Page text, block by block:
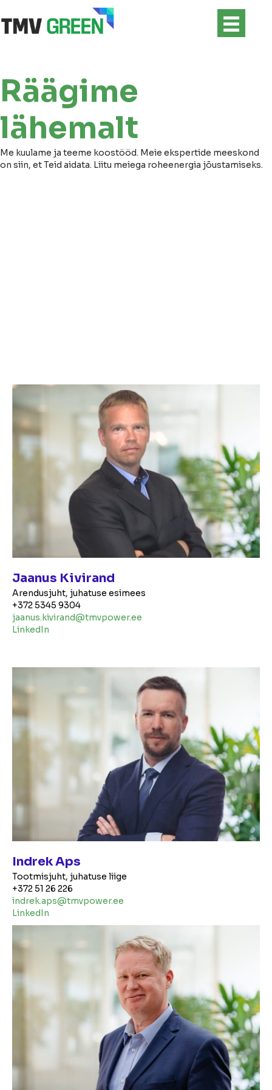
Räägime
lähemalt
Me kuulame ja teeme koostööd. Meie ekspertide meeskond
on siin, et Teid aidata. Liitu meiega roheenergia jõustamiseks.
Jaanus Kivirand
Arendusjuht, juhatuse esimees
+372 5345 9304
jaanus.kivirand@tmvpower.ee
LinkedIn
Indrek Aps
Tootmisjuht, juhatuse liige
+372 51 26 226
indrek.aps@tmvpower.ee
LinkedIn